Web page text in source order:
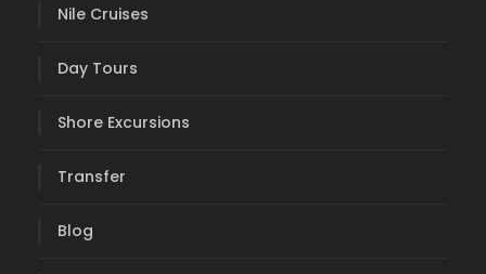
Nile Cruises
Day Tours
Shore Excursions
Transfer
Blog